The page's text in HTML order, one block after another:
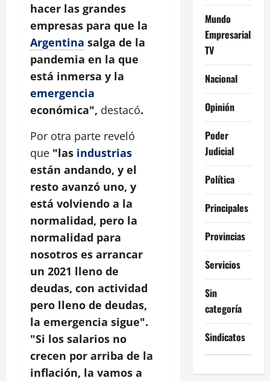
hacer las grandes
empresas para que la
Argentina salga de la
pandemia en la que
está inmersa y la
emergencia
económica", destacó.
Por otra parte reveló
que "las industrias
están andando, y el
resto avanzó uno, y
está volviendo a la
normalidad, pero la
normalidad para
nosotros es arrancar
un 2021 lleno de
deudas, con actividad
pero lleno de deudas,
la emergencia sigue".
"Si los salarios no
crecen por arriba de la
inflación, la vamos a
Mundo
Empresarial
TV
Nacional
Opinión
Poder
Judicial
Política
Principales
Provincias
Servicios
Sin
categoría
Sindicatos